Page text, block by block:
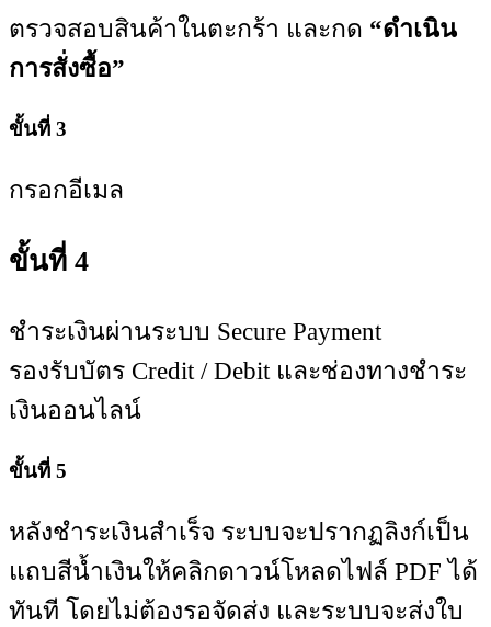
ตรวจสอบสินค้าในตะกร้า และกด “ดำเนิน
การสั่งซื้อ”
ขั้นที่ 3
กรอกอีเมล
ขั้นที่ 4
ชำระเงินผ่านระบบ Secure Payment
รองรับบัตร Credit / Debit และช่องทางชำระ
เงินออนไลน์
ขั้นที่ 5
หลังชำระเงินสำเร็จ ระบบจะปรากฏลิงก์เป็น
แถบสีน้ำเงินให้คลิกดาวน์โหลดไฟล์ PDF ได้
ทันที โดยไม่ต้องรอจัดส่ง และระบบจะส่งใบ